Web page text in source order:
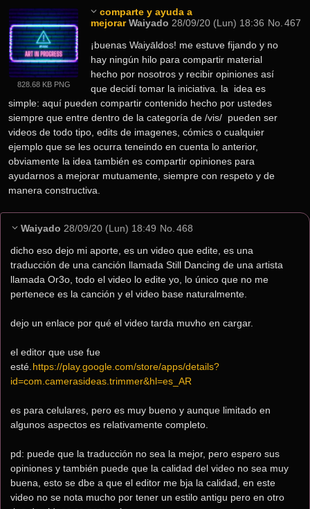
828.68 KB PNG
comparte y ayuda a
mejorar Waiyado 28/09/20 (Lun) 18:36 No. 467
¡buenas Waiyāldos! me estuve fijando y no
hay ningún hilo para compartir material
hecho por nosotros y recibir opiniones así
que decidí tomar la iniciativa. la  idea es
simple: aquí pueden compartir contenido hecho por ustedes
siempre que entre dentro de la categoría de /vis/  pueden ser
videos de todo tipo, edits de imagenes, cómics o cualquier
ejemplo que se les ocurra teneindo en cuenta lo anterior,
obviamente la idea también es compartir opiniones para
ayudarnos a mejorar mutuamente, siempre con respeto y de
manera constructiva.
Waiyado 28/09/20 (Lun) 18:49 No. 468
dicho eso dejo mi aporte, es un video que edite, es una
traducción de una canción llamada Still Dancing de una artista
llamada Or3o, todo el video lo edite yo, lo único que no me
pertenece es la canción y el video base naturalmente.
dejo un enlace por qué el video tarda muvho en cargar.
el editor que use fue
esté. https://play.google.com/store/apps/details?
id=com.camerasideas.trimmer&hl=es_AR
es para celulares, pero es muy bueno y aunque limitado en
algunos aspectos es relativamente completo.
pd: puede que la traducción no sea la mejor, pero espero sus
opiniones y también puede que la calidad del video no sea muy
buena, esto se dbe a que el editor me bja la calidad, en este
video no se nota mucho por tener un estilo antigu pero en otro